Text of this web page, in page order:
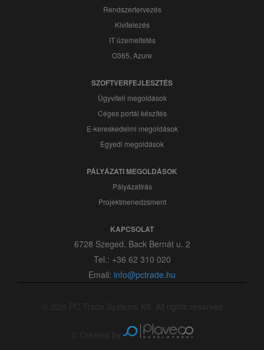
Rendszertervezés
Kivitelezés
IT üzemeltetés
O365, Azure
SZOFTVERFEJLESZTÉS
Ügyviteli megoldások
Céges portál készítés
E-kereskedelmi megoldások
Egyedi megoldások
PÁLYÁZATI MEGOLDÁSOK
Pályázatírás
Projektmenedzsment
KAPCSOLAT
6728 Szeged, Back Bernát u. 2
Tel.: +36 62 310 020
Email: info@pctrade.hu
2026 PC Trade Systems Kft. All rights reserved
© Created by